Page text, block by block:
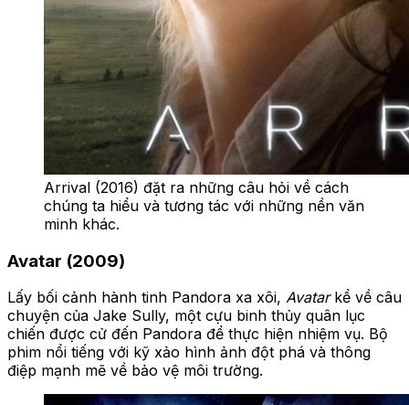
Arrival (2016) đặt ra những câu hỏi về cách
chúng ta hiểu và tương tác với những nền văn
minh khác.
Avatar (2009)
Lấy bối cảnh hành tinh Pandora xa xôi, Avatarkể về câu
chuyện của Jake Sully, một cựu binh thủy quân lục
chiến được cử đến Pandora để thực hiện nhiệm vụ. Bộ
phim nổi tiếng với kỹ xảo hình ảnh đột phá và thông
điệp mạnh mẽ về bảo vệ môi trường.